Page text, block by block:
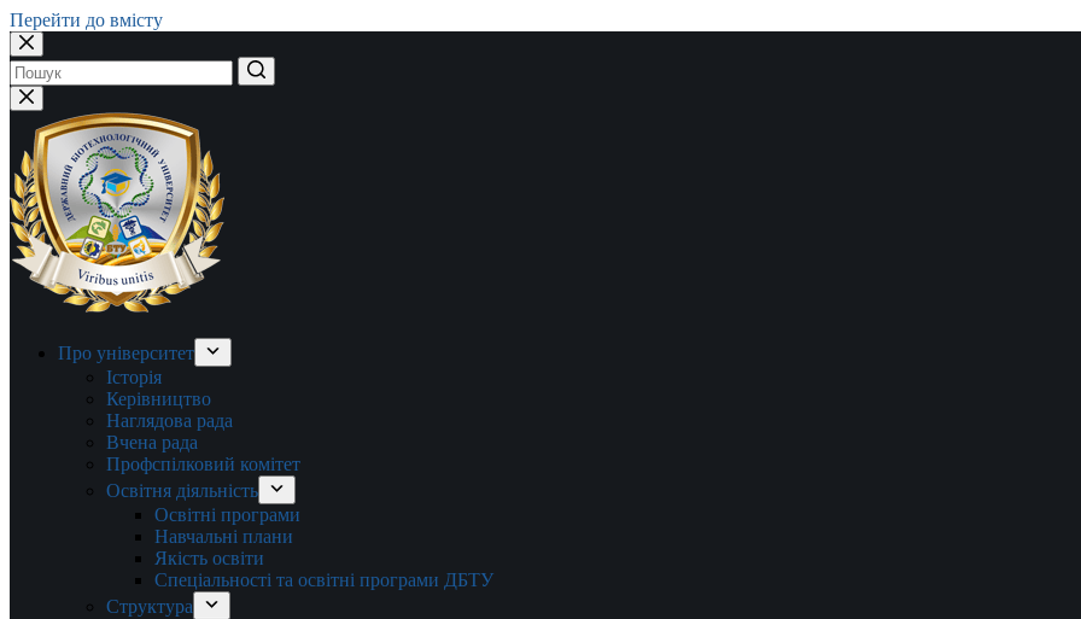
Перейти до вмісту
Немає
результатів
Про університет
Історія
Керівництво
Наглядова рада
Вчена рада
Профспілковий комітет
Освітня діяльність
Освітні програми
Навчальні плани
Якість освіти
Спеціальності та освітні програми ДБТУ
Структура